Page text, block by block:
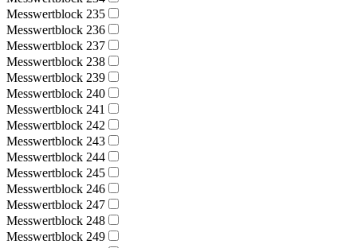
Messwertblock 235
Messwertblock 236
Messwertblock 237
Messwertblock 238
Messwertblock 239
Messwertblock 240
Messwertblock 241
Messwertblock 242
Messwertblock 243
Messwertblock 244
Messwertblock 245
Messwertblock 246
Messwertblock 247
Messwertblock 248
Messwertblock 249